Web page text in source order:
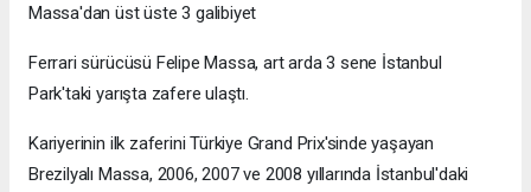
Massa'dan üst üste 3 galibiyet
Ferrari sürücüsü Felipe Massa, art arda 3 sene İstanbul
Park'taki yarışta zafere ulaştı.
Kariyerinin ilk zaferini Türkiye Grand Prix'sinde yaşayan
Brezilyalı Massa, 2006, 2007 ve 2008 yıllarında İstanbul'daki